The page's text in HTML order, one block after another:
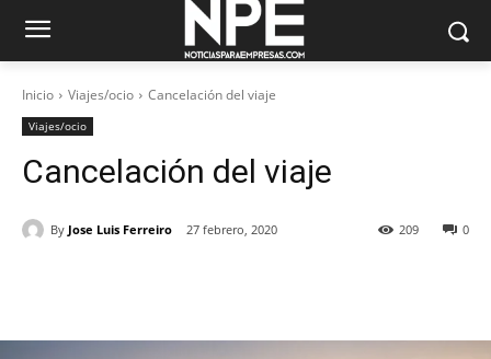
Inicio Viajes/ocio Cancelación del viaje
Viajes/ocio
Cancelación del viaje
By Jose Luis Ferreiro 27 febrero, 2020 0
209